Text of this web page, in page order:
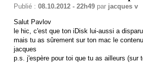
Publié : 08.10.2012 - 22h49par jacques v
Salut Pavlov
le hic, c'est que ton iDisk lui-aussi a
mais tu as sûrement sur ton mac le
jacques
p.s. j'espère pour toi que tu as ailleurs (sur